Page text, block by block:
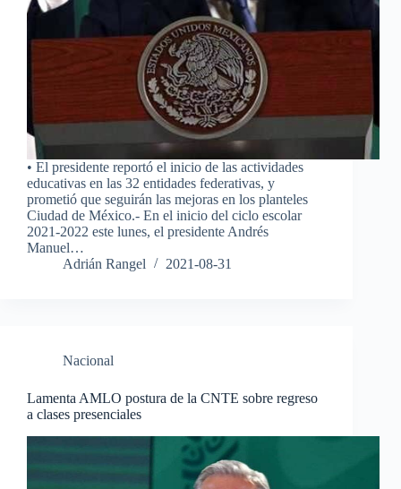
• El presidente reportó el inicio de las actividades
educativas en las 32 entidades federativas, y
prometió que seguirán las mejoras en los planteles
Ciudad de México.- En el inicio del ciclo escolar
2021-2022 este lunes, el presidente Andrés
Manuel…
Adrián Rangel
2021-08-31
Nacional
Lamenta AMLO postura de la CNTE sobre regreso
a clases presenciales